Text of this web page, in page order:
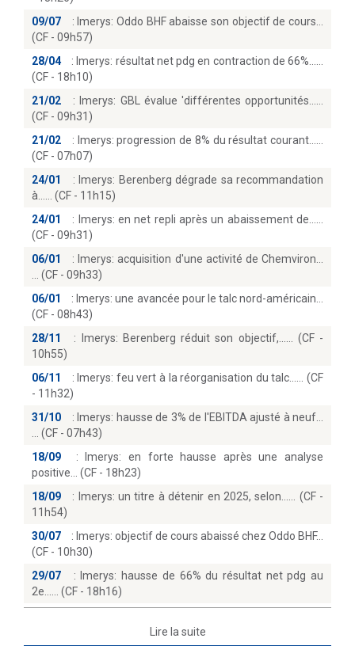
09/07
: Imerys: Oddo BHF abaisse son objectif de cours
(CF - 09h57)
28/04
: Imerys: résultat net pdg en contraction de 66%...
(CF - 18h10)
21/02
: Imerys: GBL évalue 'différentes opportunités...
(CF - 09h31)
21/02
: Imerys: progression de 8% du résultat courant...
(CF - 07h07)
24/01
: Imerys: Berenberg dégrade sa recommandation
à...… (CF - 11h15)
24/01
: Imerys: en net repli après un abaissement de...
(CF - 09h31)
06/01
: Imerys: acquisition d'une activité de Chemviron...
(CF - 09h33)
06/01
: Imerys: une avancée pour le talc nord-américain
(CF - 08h43)
28/11
:
Imerys: Berenberg réduit son objectif,...… (CF -
10h55)
06/11
: Imerys: feu vert à la réorganisation du talc...… (CF
- 11h32)
31/10
: Imerys: hausse de 3% de l'EBITDA ajusté à neuf...
(CF - 07h43)
18/09
:
Imerys: en forte hausse après une analyse
positive… (CF - 18h23)
18/09
: Imerys: un titre à détenir en 2025, selon...… (CF -
11h54)
30/07
: Imerys: objectif de cours abaissé chez Oddo BHF
(CF - 10h30)
29/07
: Imerys: hausse de 66% du résultat net pdg au
2e...… (CF - 18h16)
Lire la suite